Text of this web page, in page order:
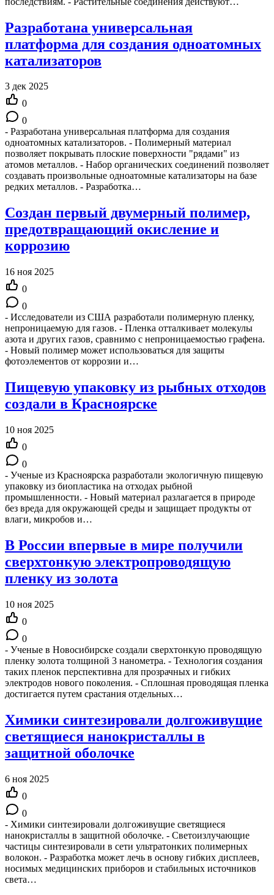
Разработана универсальная
платформа для создания одноатомных
катализаторов
3 дек 2025
0
0
- Разработана универсальная платформа для создания
одноатомных катализаторов. - Полимерный материал
позволяет покрывать плоские поверхности "рядами" из
атомов металлов. - Набор органических соединений позволяет
создавать произвольные одноатомные катализаторы на базе
редких металлов. - Разработка…
Создан первый двумерный полимер,
предотвращающий окисление и
коррозию
16 ноя 2025
0
0
- Исследователи из США разработали полимерную пленку,
непроницаемую для газов. - Пленка отталкивает молекулы
азота и других газов, сравнимо с непроницаемостью графена.
- Новый полимер может использоваться для защиты
фотоэлементов от коррозии и…
Пищевую упаковку из рыбных отходов
создали в Красноярске
10 ноя 2025
0
0
- Ученые из Красноярска разработали экологичную пищевую
упаковку из биопластика на отходах рыбной
промышленности. - Новый материал разлагается в природе
без вреда для окружающей среды и защищает продукты от
влаги, микробов и…
В России впервые в мире получили
сверхтонкую электропроводящую
пленку из золота
10 ноя 2025
0
0
- Ученые в Новосибирске создали сверхтонкую проводящую
пленку золота толщиной 3 нанометра. - Технология создания
таких пленок перспективна для прозрачных и гибких
электродов нового поколения. - Сплошная проводящая пленка
достигается путем срастания отдельных…
Химики синтезировали долгоживущие
светящиеся нанокристаллы в
защитной оболочке
6 ноя 2025
0
0
- Химики синтезировали долгоживущие светящиеся
нанокристаллы в защитной оболочке. - Светоизлучающие
частицы синтезировали в сети ультратонких полимерных
волокон. - Разработка может лечь в основу гибких дисплеев,
носимых медицинских приборов и стабильных источников
света…